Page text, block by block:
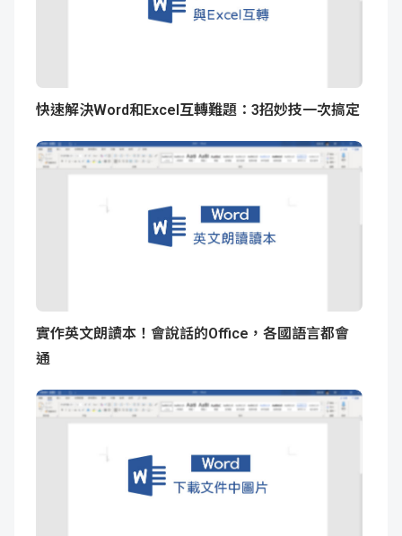
快速解決Word和Excel互轉難題：3招妙技一次搞定
實作英文朗讀本！會說話的Office，各國語言都會
通